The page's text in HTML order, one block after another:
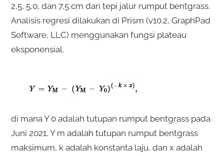
2,5, 5,0, dan 7,5 cm dari tepi jalur rumput bentgrass.
Analisis regresi dilakukan di Prism (v10.2, GraphPad
Software, LLC) menggunakan fungsi plateau
eksponensial.
di mana Y 0 adalah tutupan rumput bentgrass pada
Juni 2021, Y m adalah tutupan rumput bentgrass
maksimum, k adalah konstanta laju, dan x adalah